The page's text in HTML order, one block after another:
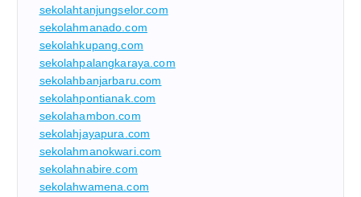
sekolahtanjungselor.com
sekolahmanado.com
sekolahkupang.com
sekolahpalangkaraya.com
sekolahbanjarbaru.com
sekolahpontianak.com
sekolahambon.com
sekolahjayapura.com
sekolahmanokwari.com
sekolahnabire.com
sekolahwamena.com